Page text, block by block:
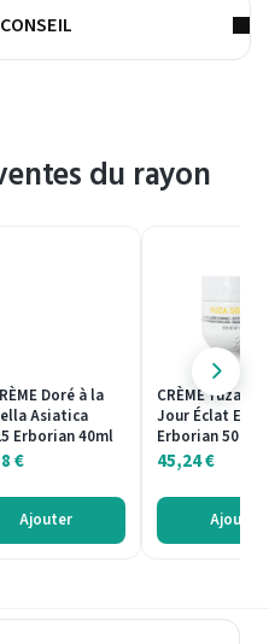
du rayon
Doré à la
Asiatica
Erborian 40ml
€
Ajouter
CRÈME Yuza
Jour Éclat
Erborian 50ml
45,24€
Ajouter